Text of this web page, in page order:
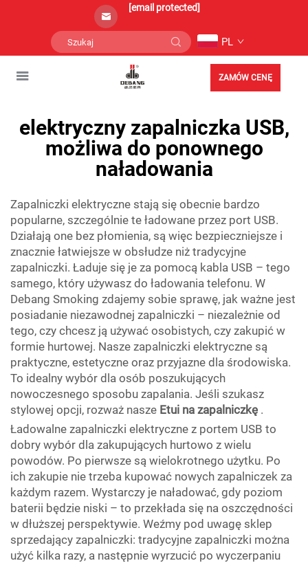
[email protected]
PL
ZAMÓW CENĘ
elektryczny zapalniczka USB,
możliwa do ponownego
naładowania
Zapalniczki elektryczne stają się obecnie bardzo
popularne, szczególnie te ładowane przez port USB.
Działają one bez płomienia, są więc bezpieczniejsze i
znacznie łatwiejsze w obsłudze niż tradycyjne
zapalniczki. Ładuje się je za pomocą kabla USB – tego
samego, który używasz do ładowania telefonu. W
Debang Smoking zdajemy sobie sprawę, jak ważne jest
posiadanie niezawodnej zapalniczki – niezależnie od
tego, czy chcesz ją używać osobistych, czy zakupić w
formie hurtowej. Nasze zapalniczki elektryczne są
praktyczne, estetyczne oraz przyjazne dla środowiska.
To idealny wybór dla osób poszukujących
nowoczesnego sposobu zapalania. Jeśli szukasz
stylowej opcji, rozważ nasze Etui na zapalniczkę .
Ładowalne zapalniczki elektryczne z portem USB to
dobry wybór dla zakupujących hurtowo z wielu
powodów. Po pierwsze są wielokrotnego użytku. Po
ich zakupie nie trzeba kupować nowych zapalniczek za
każdym razem. Wystarczy je naładować, gdy poziom
baterii będzie niski – to przekłada się na oszczędności
w dłuższej perspektywie. Weźmy pod uwagę sklep
sprzedający zapalniczki: tradycyjne zapalniczki można
użyć kilka razy, a następnie wyrzucić po wyczerpaniu